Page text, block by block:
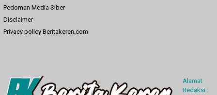
Pedoman Media Siber
Disclaimer
Privacy policy Beritakeren.com
Alamat
Redaksi :